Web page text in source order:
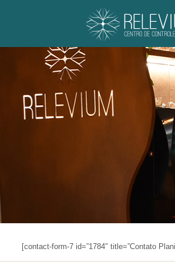
[contact-form-7 id=”1784″ title=”Contato